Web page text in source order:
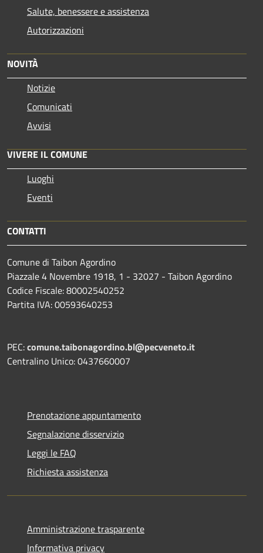
Salute, benessere e assistenza
Autorizzazioni
NOVITÀ
Notizie
Comunicati
Avvisi
VIVERE IL COMUNE
Luoghi
Eventi
CONTATTI
Comune di Taibon Agordino
Piazzale 4 Novembre 1918, 1 - 32027 - Taibon Agordino
Codice Fiscale: 80002540252
Partita IVA: 00593640253
PEC:comune.taibonagordino.bl@pecveneto.it
Centralino Unico: 0437660007
Prenotazione appuntamento
Segnalazione disservizio
Leggi le FAQ
Richiesta assistenza
Amministrazione trasparente
Informativa privacy